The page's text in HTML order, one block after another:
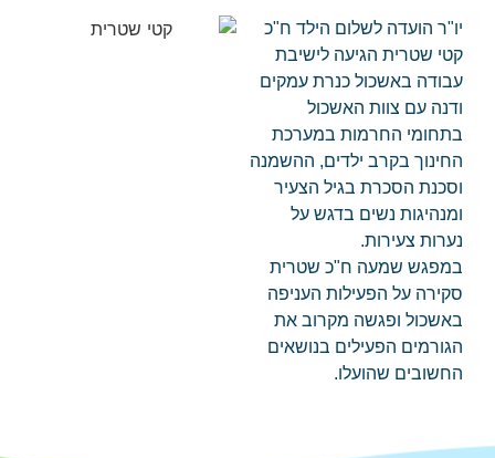
יו"ר הועדה לשלום הילד ח"כ
קטי שטרית הגיעה לישיבת
עבודה באשכול כנרת עמקים
ודנה עם צוות האשכול
בתחומי החרמות במערכת
החינוך בקרב ילדים, ההשמנה
וסכנת הסכרת בגיל הצעיר
ומנהיגות נשים בדגש על
נערות צעירות.
במפגש שמעה ח"כ שטרית
סקירה על הפעילות העניפה
באשכול ופגשה מקרוב את
הגורמים הפעילים בנושאים
החשובים שהועלו.